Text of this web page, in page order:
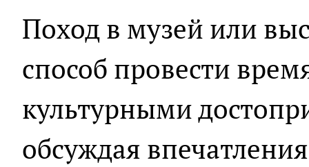
Поход в музей или
способ провести
культурными
обсуждая